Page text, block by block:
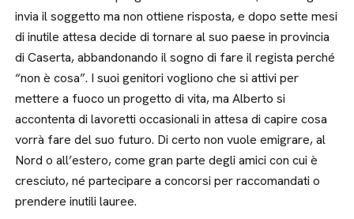
invia il soggetto ma non ottiene risposta, e dopo sette mesi
di inutile attesa decide di tornare al suo paese in provincia
di Caserta, abbandonando il sogno di fare il regista perché
“non è cosa”. I suoi genitori vogliono che si attivi per
mettere a fuoco un progetto di vita, ma Alberto si
accontenta di lavoretti occasionali in attesa di capire cosa
vorrà fare del suo futuro. Di certo non vuole emigrare, al
Nord o all’estero, come gran parte degli amici con cui è
cresciuto, né partecipare a concorsi per raccomandati o
prendere inutili lauree.